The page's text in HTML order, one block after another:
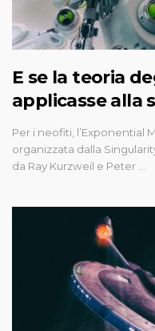
E se la teoria
applicasse alla
Per i neofiti, l’Exponential
organizzata dalla
da Ray Kurzweil e Peter …